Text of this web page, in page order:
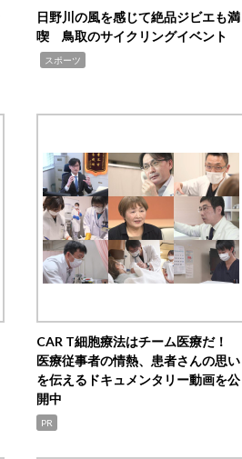
日野川の風を感じて絶品ジビエも満
喫 鳥取のサイクリングイベント
スポーツ
CAR T細胞療法はチーム医療だ！
医療従事者の情熱、患者さんの思い
を伝えるドキュメンタリー動画を公
開中
PR